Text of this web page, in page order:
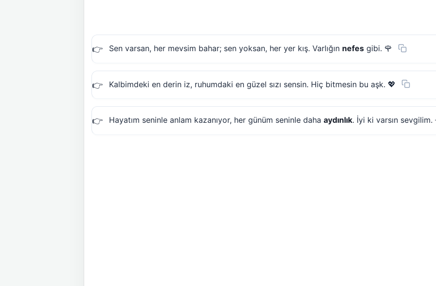
Sen varsan, her mevsim bahar; sen yoksan, her yer kış. Varlığın nefes gibi. 🌹
Kalbimdeki en derin iz, ruhumdaki en güzel sızı sensin. Hiç bitmesin bu aşk. 💖
Hayatım seninle anlam kazanıyor, her günüm seninle daha aydınlık. İyi ki varsın sevgilim.